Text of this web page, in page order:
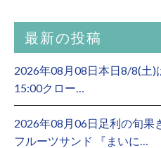
最新の投稿
2026年08月08日本日8/8(土)
15:00クロー…
2026年08月06日足利の旬果
フルーツサンド 『まいに…